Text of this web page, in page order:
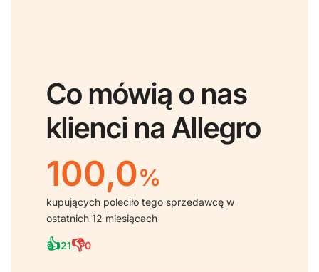
Co mówią o nas
klienci na Allegro
100,0%
kupujących poleciło tego sprzedawcę w
ostatnich 12 miesiącach
👍21👎0